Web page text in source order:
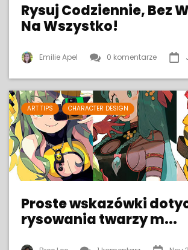
Rysuj Codziennie, Bez
Na Wszystko!
Emilie Apel 0 komentarze
ART TIPS CHARACTER DESIGN
Proste wskazówki
rysowania twarzy m...